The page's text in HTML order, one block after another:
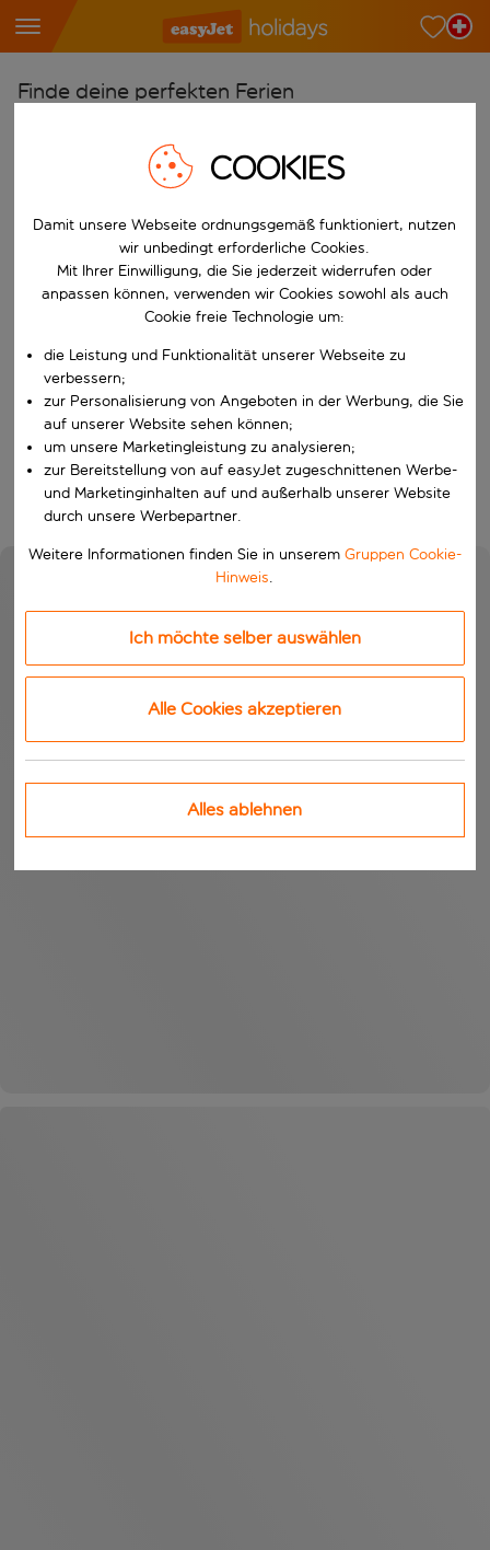
Finde deine perfekten Ferien
Wähle deine Flughäfen
Beginne mit der Eingabe für die automatische
Reiseziele finden
Nach
W&auml;hle ein Ab- und R&uuml;ckflugdatum aus.
Wähle deine Reisedaten
Wann
Wer
Suchen
COOKIES
Damit unsere Webseite ordnungsgemäß funktioniert, nutzen
wir unbedingt erforderliche Cookies.
Mit Ihrer Einwilligung, die Sie jederzeit widerrufen oder
anpassen können, verwenden wir Cookies sowohl als auch
Cookie freie Technologie um:
die Leistung und Funktionalität unserer Webseite zu
verbessern;
zur Personalisierung von Angeboten in der Werbung, die Sie
auf unserer Website sehen können;
um unsere Marketingleistung zu analysieren;
zur Bereitstellung von auf easyJet zugeschnittenen Werbe-
und Marketinginhalten auf und außerhalb unserer Website
durch unsere Werbepartner.
Weitere Informationen finden Sie in unserem Gruppen Cookie-
Hinweis.
Ich möchte selber auswählen
Alle Cookies akzeptieren
Alles ablehnen